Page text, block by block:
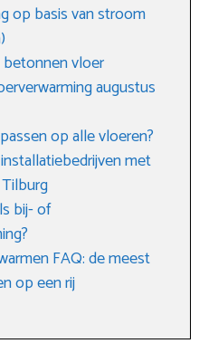
op basis van stroom
vloer
augustus
op alle vloeren?
met
bij- of
FAQ: de meest
op een rij